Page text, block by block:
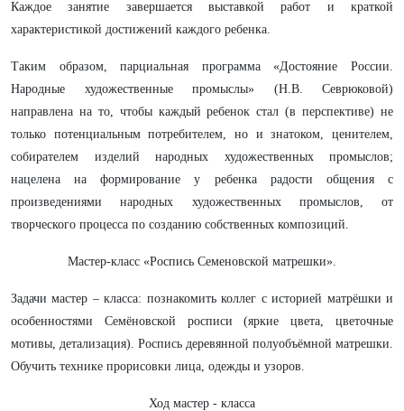
Каждое занятие завершается выставкой работ и краткой
характеристикой достижений каждого ребенка.
Таким образом, парциальная программа «Достояние России.
Народные художественные промыслы» (Н.В. Севрюковой)
направлена на то, чтобы каждый ребенок стал (в перспективе) не
только потенциальным потребителем, но и знатоком, ценителем,
собирателем изделий народных художественных промыслов;
нацелена на формирование у ребенка радости общения с
произведениями народных художественных промыслов, от
творческого процесса по созданию собственных композиций.
Мастер-класс «Роспись Семеновской матрешки».
Задачи мастер – класса: познакомить коллег с историей матрёшки и
особенностями Семёновской росписи (яркие цвета, цветочные
мотивы, детализация). Роспись деревянной полуобъёмной матрешки.
Обучить технике прорисовки лица, одежды и узоров.
Ход мастер - класса